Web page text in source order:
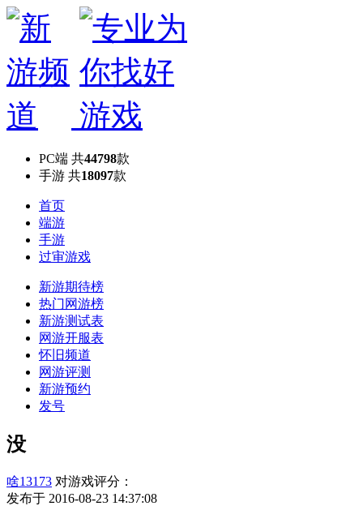
PC端 共44798款
手游 共18097款
首页
端游
手游
过审游戏
新游期待榜
热门网游榜
新游测试表
网游开服表
怀旧频道
网游评测
新游预约
发号
没
啥13173 对游戏评分：
发布于 2016-08-23 14:37:08